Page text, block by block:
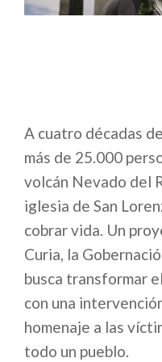
A cuatro décadas
más de 25.000
volcán Nevado del
iglesia de San
cobrar vida. Un
Curia, la
busca transformar
con una
homenaje a las
todo un pueblo.